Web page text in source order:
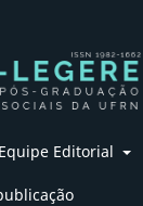
Equipe Editorial